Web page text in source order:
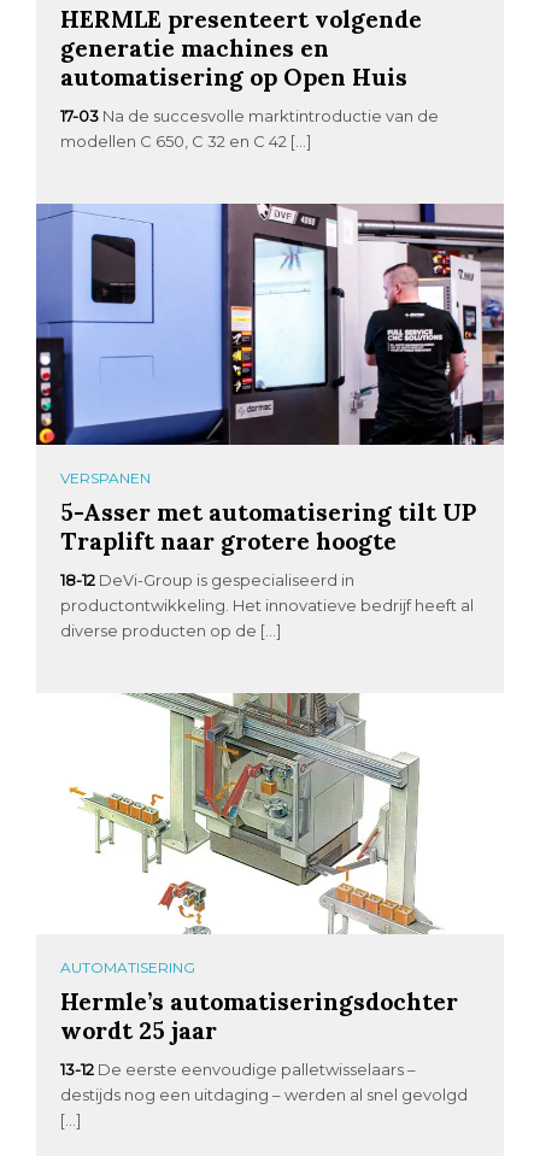
HERMLE presenteert volgende
generatie machines en
automatisering op Open Huis
17-03 Na de succesvolle marktintroductie van de
modellen C 650, C 32 en C 42 […]
VERSPANEN
5-Asser met automatisering tilt UP
Traplift naar grotere hoogte
18-12 DeVi-Group is gespecialiseerd in
productontwikkeling. Het innovatieve bedrijf heeft al
diverse producten op de […]
AUTOMATISERING
Hermle’s automatiseringsdochter
wordt 25 jaar
13-12 De eerste eenvoudige palletwisselaars –
destijds nog een uitdaging – werden al snel gevolgd
[…]